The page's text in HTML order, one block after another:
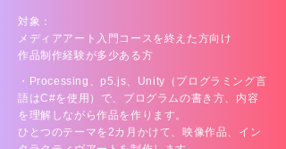
対象：
メディアアート入門コースを終えた方向け
作品制作経験が多少ある方
・Processing、p5.js、Unity（プログラミング言
語はC#を使用）で、プログラムの書き方、内容
を理解しながら作品を作ります。
ひとつのテーマを2カ月かけて、映像作品、イン